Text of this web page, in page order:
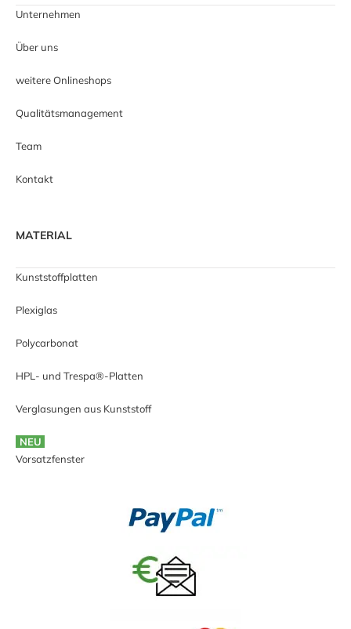
Unternehmen
Über uns
weitere Onlineshops
Qualitätsmanagement
Team
Kontakt
MATERIAL
Kunststoffplatten
Plexiglas
Polycarbonat
HPL- und Trespa®-Platten
Verglasungen aus Kunststoff
NEU
Vorsatzfenster